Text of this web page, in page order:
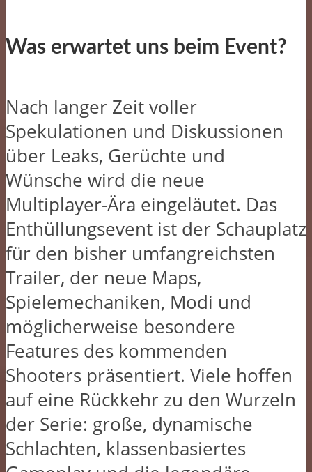
Was erwartet uns beim Event?
Nach langer Zeit voller
Spekulationen und Diskussionen
über Leaks, Gerüchte und
Wünsche wird die neue
Multiplayer-Ära eingeläutet. Das
Enthüllungsevent ist der Schauplatz
für den bisher umfangreichsten
Trailer, der neue Maps,
Spielemechaniken, Modi und
möglicherweise besondere
Features des kommenden
Shooters präsentiert. Viele hoffen
auf eine Rückkehr zu den Wurzeln
der Serie: große, dynamische
Schlachten, klassenbasiertes